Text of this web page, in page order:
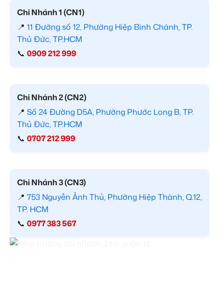
Chi Nhánh 1 (CN1)
📍 11 Đường số 12, Phường Hiệp Bình Chánh, TP.
Thủ Đức, TP.HCM
📞 0909 212 999
Chi Nhánh 2 (CN2)
📍 Số 24 Đường D5A, Phường Phước Long B, TP.
Thủ Đức, TP.HCM
📞 0707 212 999
Chi Nhánh 3 (CN3)
📍 753 Nguyễn Ảnh Thủ, Phường Hiệp Thành, Q.12,
TP. HCM
📞 0977 383 567